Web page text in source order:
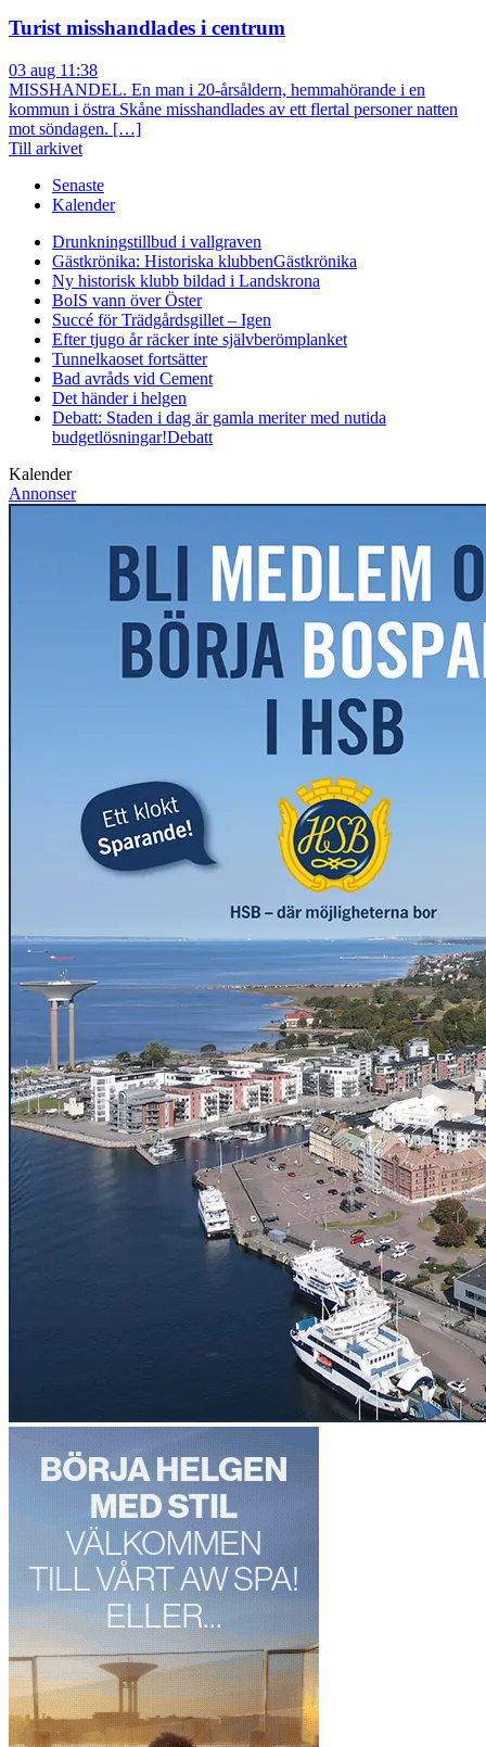
Turist misshandlades i centrum
03 aug 11:38
MISSHANDEL. En man i 20-årsåldern, hemmahörande i en
kommun i östra Skåne misshandlades av ett flertal personer natten
mot söndagen. […]
Till arkivet
Senaste
Kalender
Drunkningstillbud i vallgraven
Gästkrönika: Historiska klubbenGästkrönika
Ny historisk klubb bildad i Landskrona
BoIS vann över Öster
Succé för Trädgårdsgillet – Igen
Efter tjugo år räcker inte självberömplanket
Tunnelkaoset fortsätter
Bad avråds vid Cement
Det händer i helgen
Debatt: Staden i dag är gamla meriter med nutida
budgetlösningar!Debatt
Kalender
Annonser